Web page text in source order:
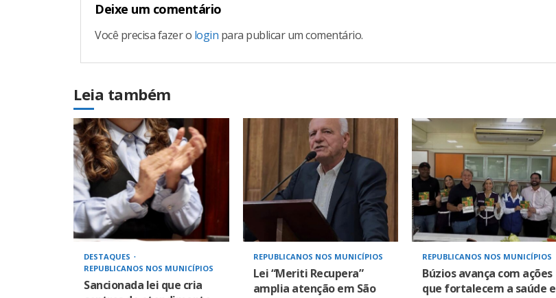
Deixe um comentário
Você precisa fazer o login para publicar um comentário.
Leia também
DESTAQUES
REPUBLICANOS NOS MUNICÍPIOS
Sancionada lei que cria
REPUBLICANOS NOS MUNICÍPIOS
Lei “Meriti Recupera”
amplia atenção em São
REPUBLICANOS NOS MUNICÍPIOS
Búzios avança com ações
que fortalecem a saúde e